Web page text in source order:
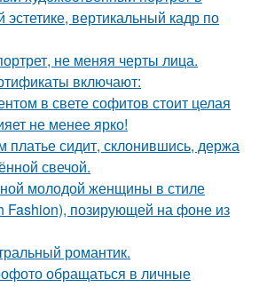
эстетике, вертикальный кадр по
не меняя черты лица.
включают:
в свете софитов стоит целая
не менее ярко!
платье сидит, склонившись, держа
свечой.
молодой женщины в стиле
Fashion), позирующей на фоне из
романтик.
обращаться в личные